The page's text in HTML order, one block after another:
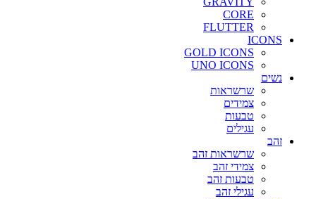
CORE
FLUTTER
ICONS
GOLD ICONS
UNO ICONS
נשים
שרשראות
צמידים
טבעות
עגילים
זהב
שרשראות זהב
צמידי זהב
טבעות זהב
עגילי זהב